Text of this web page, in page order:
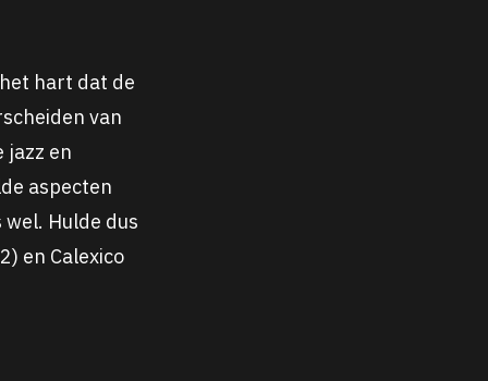
hart dat de
van
jazz en
aspecten
Hulde dus
en Calexico